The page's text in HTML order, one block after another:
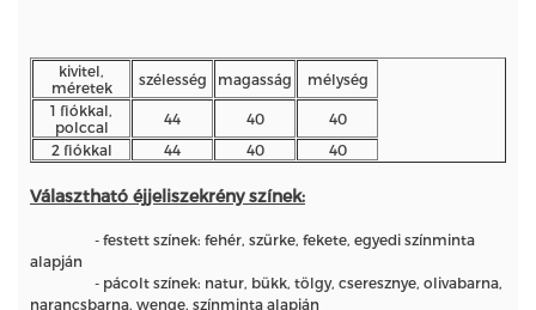
kivitel,
méretek
szélesség magasság
mélység
1 fiókkal,
polccal
44 40
40
2 fiókkal
44 40 40
Választható éjjeliszekrény színek:
- festett színek: fehér, szürke, fekete, egyedi színminta
alapján
- pácolt színek: natur, bükk, tölgy, cseresznye, olivabarna,
narancsbarna, wenge, színminta alapján